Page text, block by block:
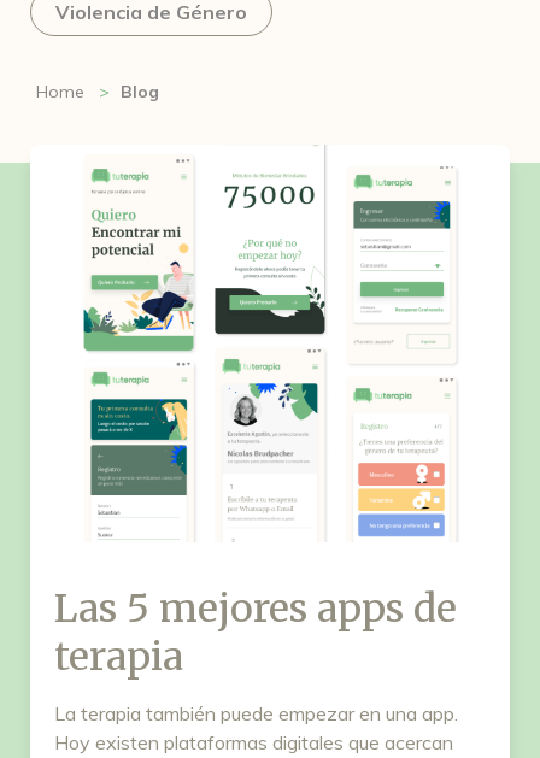
Violencia de Género
Home Blog
Las 5 mejores apps de
terapia
La terapia también puede empezar en una app.
Hoy existen plataformas digitales que acercan